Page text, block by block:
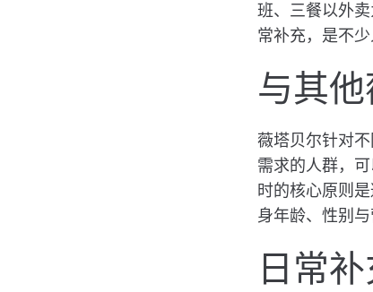
班、三餐以外
常补充，是不少
与其
薇塔贝尔针对
需求的人群，
时的核心原则
身年龄、性别
日常